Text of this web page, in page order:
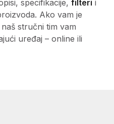
specifikacije, filteri i
Ako vam je
stručni tim vam
uređaj – online ili